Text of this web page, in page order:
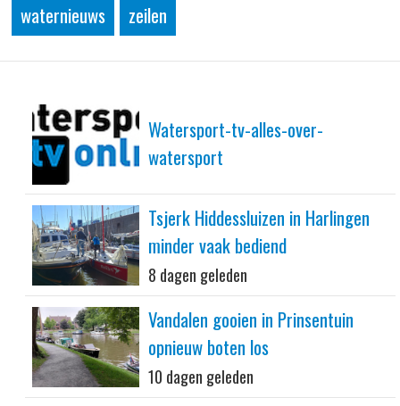
waternieuws
zeilen
Watersport-tv-alles-over-
watersport
Tsjerk Hiddessluizen in Harlingen
minder vaak bediend
8 dagen geleden
Vandalen gooien in Prinsentuin
opnieuw boten los
10 dagen geleden